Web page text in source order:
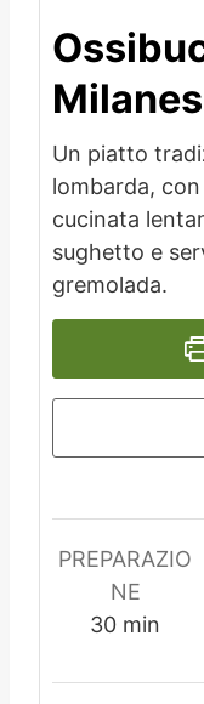
Un piatto
lombarda,
cucinata
sughetto e
gremolada.
PREPARAZIO
NE
30m
n
min